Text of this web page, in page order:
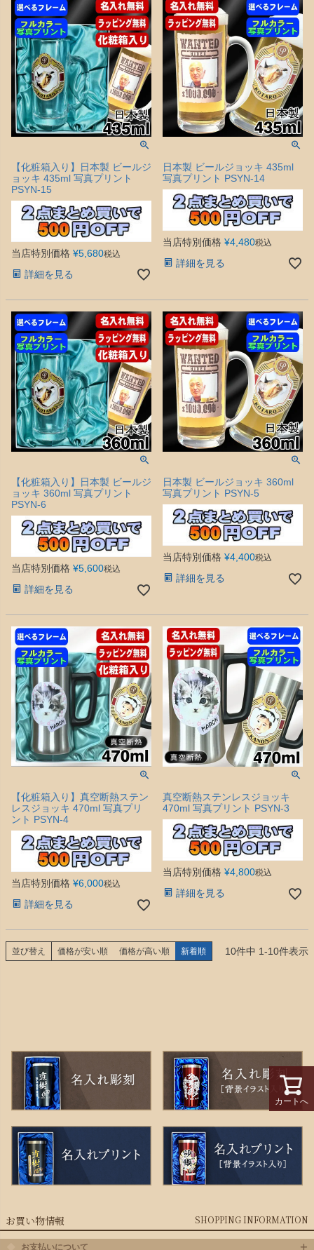
【化粧箱入り】日本製 ビールジ
ョッキ 435ml 写真プリント
PSYN-15
当店特別価格 ¥5,680税込
詳細を見る
日本製 ビールジョッキ 435ml
写真プリント PSYN-14
当店特別価格 ¥4,480税込
詳細を見る
【化粧箱入り】日本製 ビールジ
ョッキ 360ml 写真プリント
PSYN-6
当店特別価格 ¥5,600税込
詳細を見る
日本製 ビールジョッキ 360ml
写真プリント PSYN-5
当店特別価格 ¥4,400税込
詳細を見る
【化粧箱入り】真空断熱ステン
レスジョッキ 470ml 写真プリ
ント PSYN-4
当店特別価格 ¥6,000税込
詳細を見る
真空断熱ステンレスジョッキ
470ml 写真プリント PSYN-3
当店特別価格 ¥4,800税込
詳細を見る
並び替え 価格が安い順 価格が高い順 新着順 10件中 1-10件表示
カートへ
お買い物情報 SHOPPING INFORMATION
お支払いについて